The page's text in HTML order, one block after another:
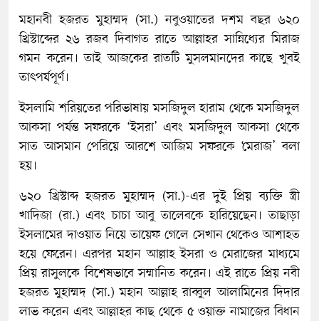
মহানবী হজরত মুহাম্মদ (সা.) নবুওয়াতের দশম বছর ৬২০
খ্রিস্টাব্দের ২৬ রজব দিবাগত রাতে আল্লাহর সান্নিধ্যের মিরাজ
গমন করেন। তাই আজকের রাতটি মুসলমানদের কাছে খুবই
তাৎপর্যপূর্ণ।
ইসলামি শরিয়তের পরিভাষায় মসজিদুল হারাম থেকে মসজিদুল
আকসা পর্যন্ত সফরকে ‘ইসরা’ এবং মসজিদুল আকসা থেকে
সাত আসমান পেরিয়ে আরশে আজিম সফরকে ‘মেরাজ’ বলা
হয়।
৬২০ খ্রিস্টাব্দ হজরত মুহাম্মদ (সা.)-এর দুই প্রিয় ব্যক্তি স্ত্রী
খাদিজা (রা.) এবং চাচা আবু তালেবকে হারিয়েছেন। তাছাড়া
ইসলামের দাওয়াত নিয়ে তায়েফ গেলে সেখান থেকেও আশাহত
হয়ে ফেরেন। এরপর মহান আল্লাহ ইসরা ও মেরাজের মাধ্যমে
প্রিয় রাসুলকে বিশেষভাবে সম্মানিত করেন। এই রাতে প্রিয় নবী
হজরত মুহাম্মদ (সা.) মহান আল্লাহ রাব্বুল আলামিনের দিদার
লাভ করেন এবং আল্লাহর কাছ থেকে ৫ ওয়াক্ত নামাজের বিধান